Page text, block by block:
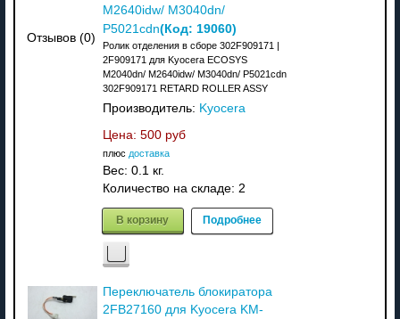
Отзывов (0)
M2640idw/ M3040dn/
P5021cdn(Код: 19060)
Ролик отделения в сборе 302F909171 |
2F909171 для Kyocera ECOSYS
M2040dn/ M2640idw/ M3040dn/ P5021cdn
302F909171 RETARD ROLLER ASSY
Производитель: Kyocera
Цена: 500 руб
плюс доставка
Вес: 0.1 кг.
Количество на складе: 2
В корзину Подробнее
Переключатель блокиратора
2FB27160 для Kyocera KM-